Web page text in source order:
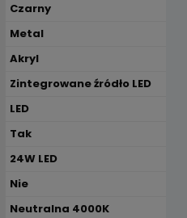
Czarny
Metal
Akryl
Zintegrowane źródło LED
LED
Tak
24W LED
Nie
Neutralna 4000K